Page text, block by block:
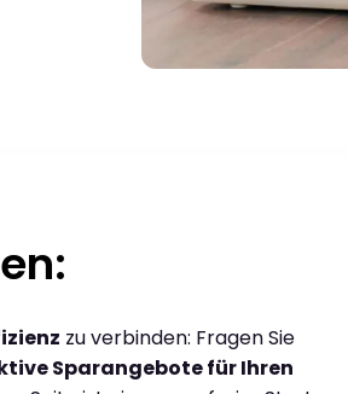
zu verbinden: Fragen Sie
Sparangebote für Ihren